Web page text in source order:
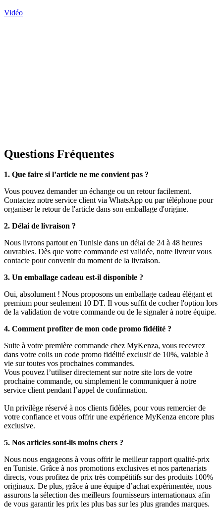
Vidéo
Questions Fréquentes
1. Que faire si l’article ne me convient pas ?
Vous pouvez demander un échange ou un retour facilement.
Contactez notre service client via WhatsApp ou par téléphone pour
organiser le retour de l'article dans son emballage d'origine.
2. Délai de livraison ?
Nous livrons partout en Tunisie dans un délai de 24 à 48 heures
ouvrables. Dès que votre commande est validée, notre livreur vous
contacte pour convenir du moment de la livraison.
3. Un emballage cadeau est-il disponible ?
Oui, absolument ! Nous proposons un emballage cadeau élégant et
premium pour seulement 10 DT. Il vous suffit de cocher l'option lors
de la validation de votre commande ou de le signaler à notre équipe.
4. Comment profiter de mon code promo fidélité ?
Suite à votre première commande chez MyKenza, vous recevrez
dans votre colis un code promo fidélité exclusif de 10%, valable à
vie sur toutes vos prochaines commandes.
Vous pouvez l’utiliser directement sur notre site lors de votre
prochaine commande, ou simplement le communiquer à notre
service client pendant l’appel de confirmation.
Un privilège réservé à nos clients fidèles, pour vous remercier de
votre confiance et vous offrir une expérience MyKenza encore plus
exclusive.
5. Nos articles sont-ils moins chers ?
Nous nous engageons à vous offrir le meilleur rapport qualité-prix
en Tunisie. Grâce à nos promotions exclusives et nos partenariats
directs, vous profitez de prix très compétitifs sur des produits 100%
originaux. De plus, grâce à une équipe d’achat expérimentée, nous
assurons la sélection des meilleurs fournisseurs internationaux afin
de vous garantir les prix les plus bas sur les plus grandes marques.